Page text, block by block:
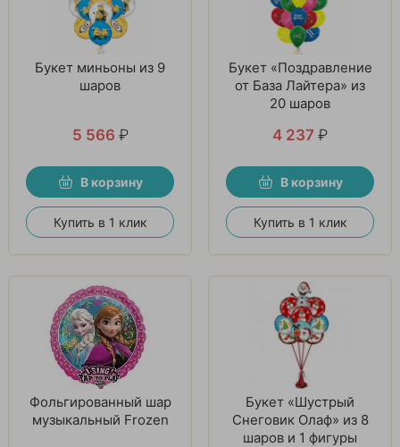
Букет миньоны из 9
шаров
5 566 ₽
В корзину
Купить в 1 клик
Букет «Поздравление
от База Лайтера» из
20 шаров
4 237 ₽
В корзину
Купить в 1 клик
Фольгированный шар
музыкальный Frozen
Букет «Шустрый
Снеговик Олаф» из 8
шаров и 1 фигуры